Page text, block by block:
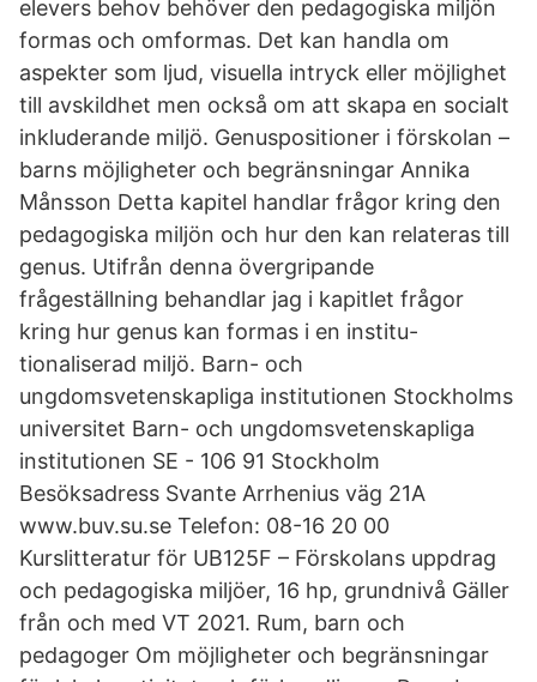
elevers behov behöver den pedagogiska miljön
formas och omformas. Det kan handla om
aspekter som ljud, visuella intryck eller möjlighet
till avskildhet men också om att skapa en socialt
inkluderande miljö. Genuspositioner i förskolan –
barns möjligheter och begränsningar Annika
Månsson Detta kapitel handlar frågor kring den
pedagogiska miljön och hur den kan relateras till
genus. Utifrån denna övergripande
frågeställning behandlar jag i kapitlet frågor
kring hur genus kan formas i en institu-
tionaliserad miljö. Barn- och
ungdomsvetenskapliga institutionen Stockholms
universitet Barn- och ungdomsvetenskapliga
institutionen SE - 106 91 Stockholm
Besöksadress Svante Arrhenius väg 21A
www.buv.su.se Telefon: 08-16 20 00
Kurslitteratur för UB125F – Förskolans uppdrag
och pedagogiska miljöer, 16 hp, grundnivå Gäller
från och med VT 2021. Rum, barn och
pedagoger Om möjligheter och begränsningar